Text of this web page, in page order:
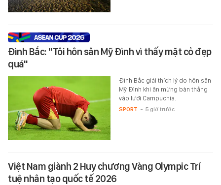
Đình Bắc: "Tôi hôn sân Mỹ Đình vì thấy mặt cỏ đẹp
quá"
Đình Bắc giải thích lý do hôn sân
Mỹ Đình khi ăn mừng bàn thắng
vào lưới Campuchia.
SPORT - 5 giờ trước
Việt Nam giành 2 Huy chương Vàng Olympic Trí
tuệ nhân tạo quốc tế 2026